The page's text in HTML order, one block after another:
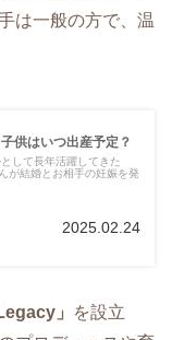
は一般の方で、温
供はいつ出産予定？
して長年活躍してきた
が結婚とお相手の妊娠を発
2025.02.24
」
を設立